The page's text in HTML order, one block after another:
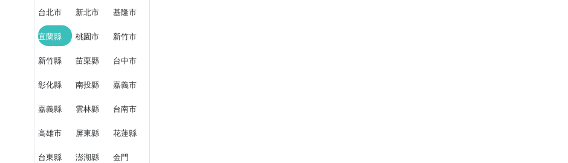
台北市 新北市 基隆市
宜蘭縣 桃園市 新竹市
新竹縣 苗栗縣 台中市
彰化縣 南投縣 嘉義市
嘉義縣 雲林縣 台南市
高雄市 屏東縣 花蓮縣
台東縣 澎湖縣 金門